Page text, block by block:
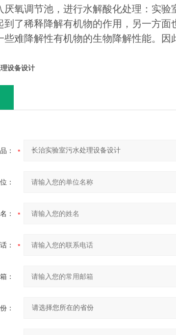
厌氧调节池，进行水解酸化处理：实
到了稀释降解有机物的作用，另一方
些难降解性有机物的生物降解性能。
设备设计
：
：
：
：
：
：